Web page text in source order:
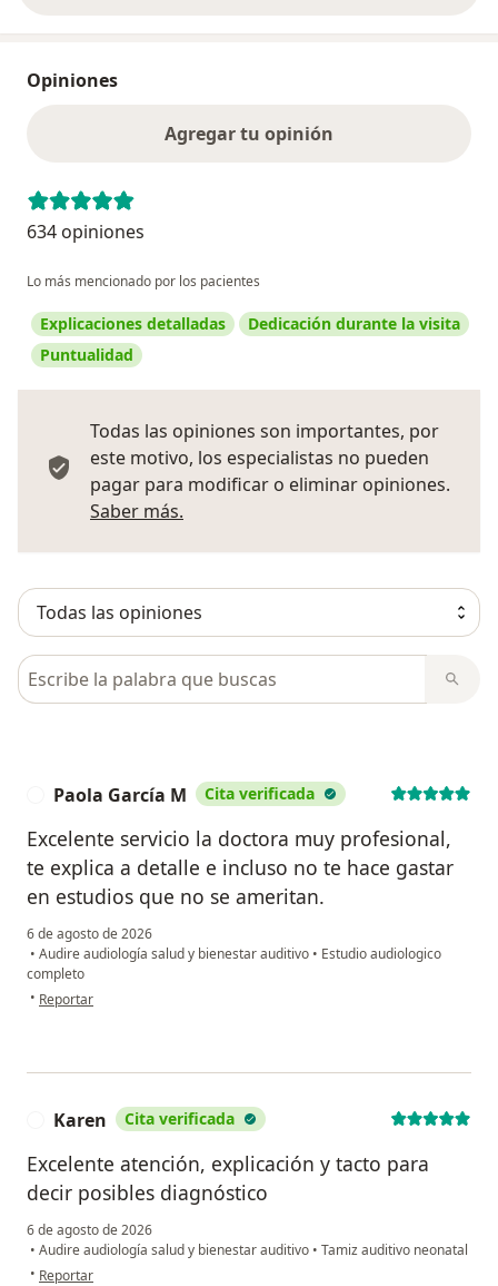
Opiniones
Agregar tu opinión
634 opiniones
Lo más mencionado por los pacientes
Explicaciones detalladas
Dedicación durante la visita
Puntualidad
Todas las opiniones son importantes, por
este motivo, los especialistas no pueden
pagar para modificar o eliminar opiniones.
Saber más.
Busca en opiniones
Paola García M Cita verificada
Excelente servicio la doctora muy profesional,
te explica a detalle e incluso no te hace gastar
en estudios que no se ameritan.
6 de agosto de 2026
• Audire audiología salud y bienestar auditivo • Estudio audiologico
completo
• en opinión del usuario Paola García M
Reportar
Karen Cita verificada
Excelente atención, explicación y tacto para
decir posibles diagnóstico
6 de agosto de 2026
• Audire audiología salud y bienestar auditivo • Tamiz auditivo neonatal
• en opinión del usuario Karen
Reportar